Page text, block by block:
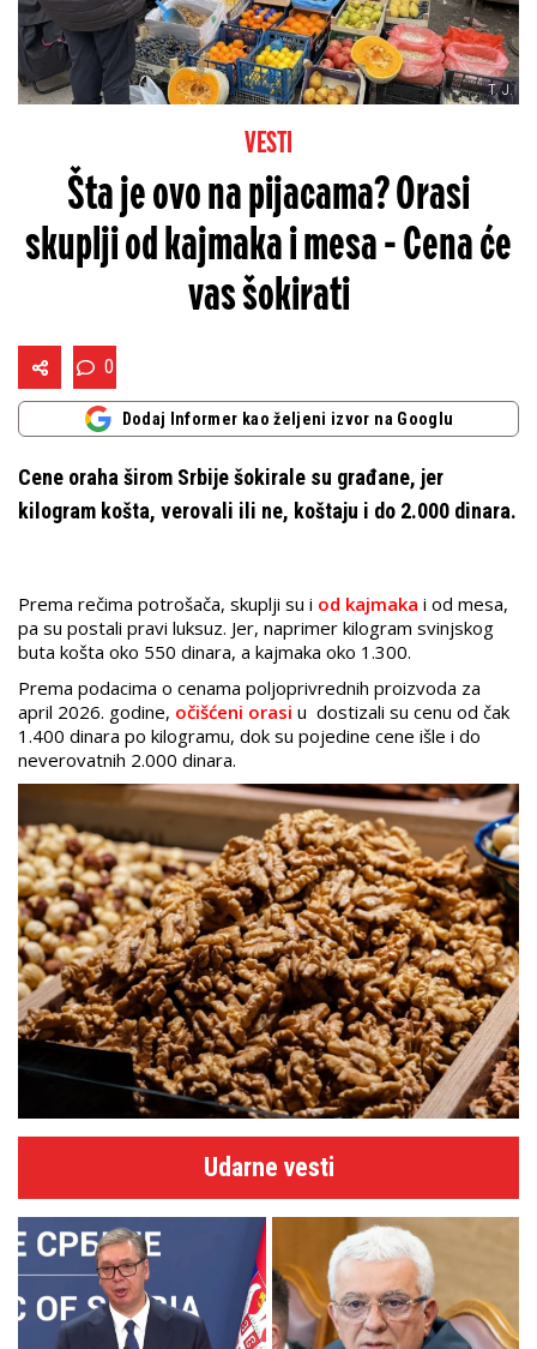
T. J.
VESTI
Šta je ovo na pijacama? Orasi
skuplji od kajmaka i mesa - Cena će
vas šokirati
0
Dodaj Informer kao željeni izvor na Googlu
Cene oraha širom Srbije šokirale su građane, jer
kilogram košta, verovali ili ne, koštaju i do 2.000 dinara.
Prema rečima potrošača, skuplji su i od kajmaka i od mesa,
pa su postali pravi luksuz. Jer, naprimer kilogram svinjskog
buta košta oko 550 dinara, a kajmaka oko 1.300.
Prema podacima o cenama poljoprivrednih proizvoda za
april 2026. godine, očišćeni orasi u dostizali su cenu od čak
1.400 dinara po kilogramu, dok su pojedine cene išle i do
neverovatnih 2.000 dinara.
Udarne vesti